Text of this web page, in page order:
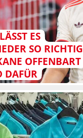
ES
SO RICHTIG
OFFENBART
DAFÜR